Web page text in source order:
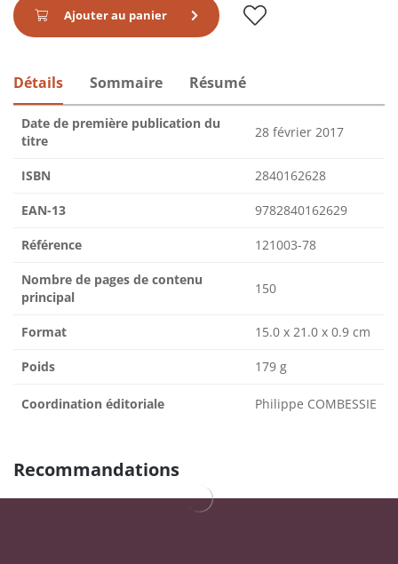
Ajouter au panier
Détails Sommaire Résumé
Date de première publication du
titre
28 février 2017
ISBN 2840162628
EAN-13 9782840162629
Référence 121003-78
Nombre de pages de contenu
principal
150
Format 15.0 x 21.0 x 0.9 cm
Poids 179 g
Coordination éditoriale Philippe COMBESSIE
Recommandations